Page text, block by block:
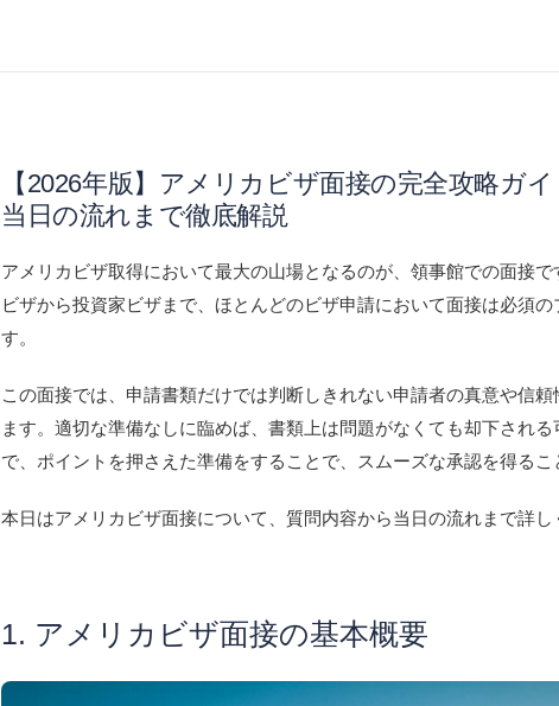
【2026年版】アメリカビザ面接の完全攻略ガ
当日の流れまで徹底解説
アメリカビザ取得において最大の山場となるのが、領事館での面接
ビザから投資家ビザまで、ほとんどのビザ申請において面接は必須の
す。
この面接では、申請書類だけでは判断しきれない申請者の真意や信
ます。適切な準備なしに臨めば、書類上は問題がなくても却下され
で、ポイントを押さえた準備をすることで、スムーズな承認を得るこ
本日はアメリカビザ面接について、質問内容から当日の流れまで詳し
1. アメリカビザ面接の基本概要